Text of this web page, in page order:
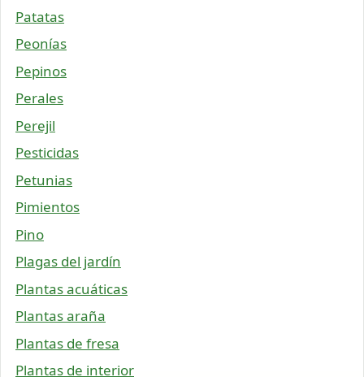
Patatas
Peonías
Pepinos
Perales
Perejil
Pesticidas
Petunias
Pimientos
Pino
Plagas del jardín
Plantas acuáticas
Plantas araña
Plantas de fresa
Plantas de interior